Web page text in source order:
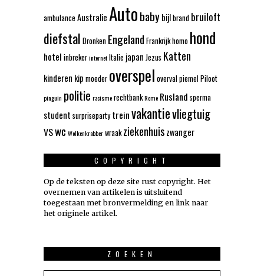
ambulance AustralieAutobabybijlbrand bruiloft
diefstal Dronken Engeland Frankrijkhomo hond
hotel inbrekerinternetItalie japan Jezus Katten
kinderen kip moeder overspel overvalpiemelPiloot
pinguin politie racismerechtbankRome Rusland sperma
student surpriseparty treinvakantievliegtuig
VSwc Wolkenkrabberwraak ziekenhuiszwanger
COPYRIGHT
Op de teksten op deze site rust copyright. Het
overnemen van artikelen is uitsluitend
toegestaan met bronvermelding en link naar
het originele artikel.
ZOEKEN